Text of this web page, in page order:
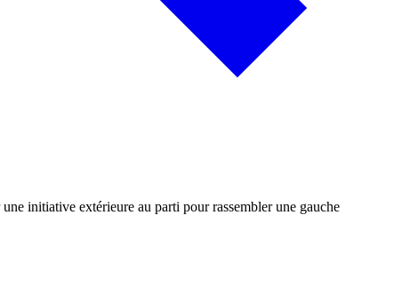
initiative extérieure au parti pour rassembler une gauche